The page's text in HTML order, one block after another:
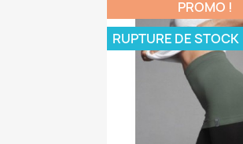
PROMO !
RUPTURE DE STOCK